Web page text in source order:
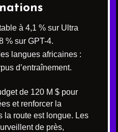
à 4,1 % sur Ultra
% sur GPT-4.
langues africaines :
d’entraînement.
de 120 M $ pour
et renforcer la
la route est longue. Les
de près,